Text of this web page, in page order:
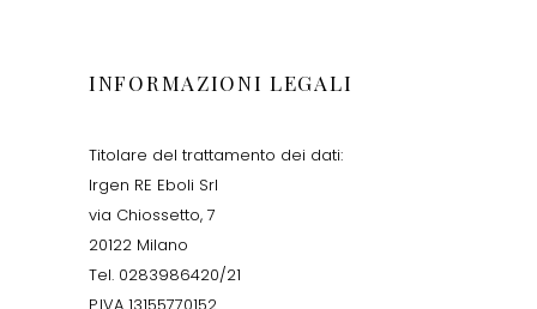
INFORMAZIONI LEGALI
Titolare del trattamento dei dati:
Irgen RE Eboli Srl
via Chiossetto, 7
20122 Milano
Tel. 0283986420/21